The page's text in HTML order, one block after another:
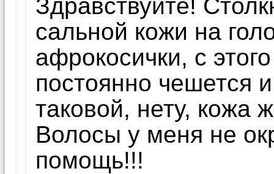
Здравствуйте!
сальной кожи на
афрокосички, с
постоянно чешется
таковой, нету, кожа
Волосы у меня не
помощь!!!